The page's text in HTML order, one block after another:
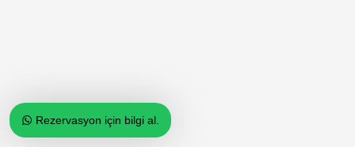
Rezervasyon için bilgi al.